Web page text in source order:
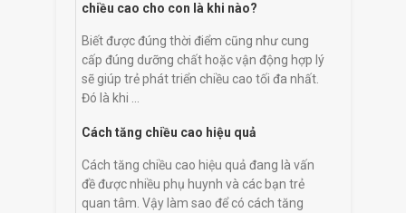
chiều cao cho con là khi nào?
Biết được đúng thời điểm cũng như cung
cấp đúng dưỡng chất hoặc vận động hợp lý
sẽ giúp trẻ phát triển chiều cao tối đa nhất.
Đó là khi ...
Cách tăng chiều cao hiệu quả
Cách tăng chiều cao hiệu quả đang là vấn
đề được nhiều phụ huynh và các bạn trẻ
quan tâm. Vậy làm sao để có cách tăng